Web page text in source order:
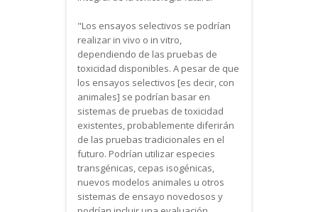
"Los ensayos selectivos se podrían
realizar in vivo o in vitro,
dependiendo de las pruebas de
toxicidad disponibles. A pesar de que
los ensayos selectivos [es decir, con
animales] se podrían basar en
sistemas de pruebas de toxicidad
existentes, probablemente diferirán
de las pruebas tradicionales en el
futuro. Podrían utilizar especies
transgénicas, cepas isogénicas,
nuevos modelos animales u otros
sistemas de ensayo novedosos y